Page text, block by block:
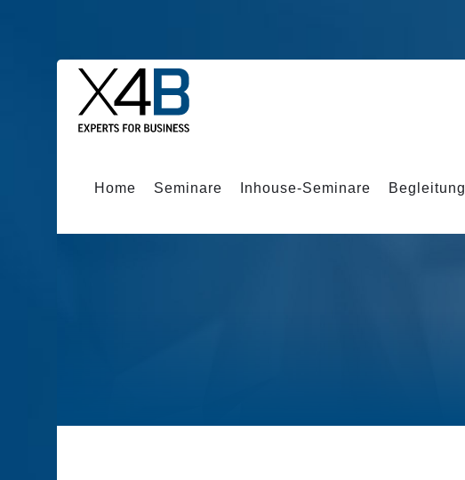
Home Seminare Inhouse-Seminare Begleitung